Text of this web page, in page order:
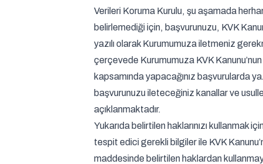
Verileri Koruma Kurulu, şu aşamada
belirlemediği için, başvurunuzu, KVK
yazılı olarak Kurumumuza iletmeniz
çerçevede Kurumumuza KVK
kapsamında yapacağınız başvurularda
başvurunuzu ileteceğiniz kanallar ve
açıklanmaktadır.
Yukarıda belirtilen haklarınızı kullanmak
tespit edici gerekli bilgiler ile KVK
maddesinde belirtilen haklardan